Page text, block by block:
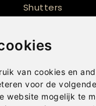
van cookies en
voor de
website mogelijk te
Shutters